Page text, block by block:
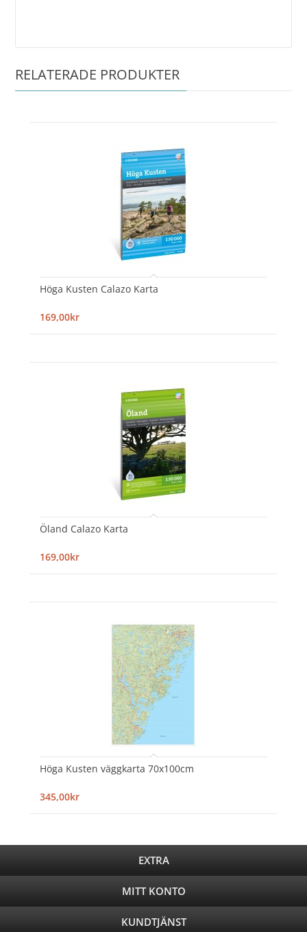
RELATERADE PRODUKTER
Höga Kusten Calazo Karta
169,00kr
Öland Calazo Karta
169,00kr
Höga Kusten väggkarta 70x100cm
345,00kr
EXTRA
MITT KONTO
KUNDTJÄNST